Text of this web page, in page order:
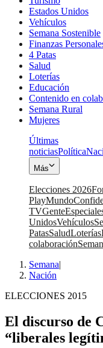
Estados Unidos
Vehículos
Semana Sostenible
Finanzas
4 Patas
Salud
Loterías
Educación
Contenido en
Semana Rural
Mujeres
Últimas
noticiasPolítica
Más
Elecciones 2026
PlayMundo
TVGente
UnidosVehículos
PatasSaludLoterías
colaboración
Semana|
Nación
ELECCIONES 2015
El discurso de
“liberales